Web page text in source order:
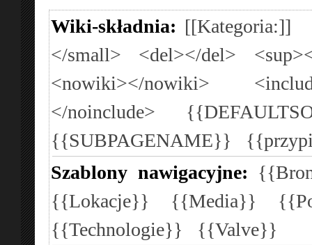
Wiki-składnia: [[Kategoria:]]
</small>
<del></del>
<nowiki></nowiki>
</noinclude>
{{SUBPAGENAME}}
Szablony nawigacyjne:
{{Lokacje}}
{{Media}}
{{Technologie}}
{{Valve}}